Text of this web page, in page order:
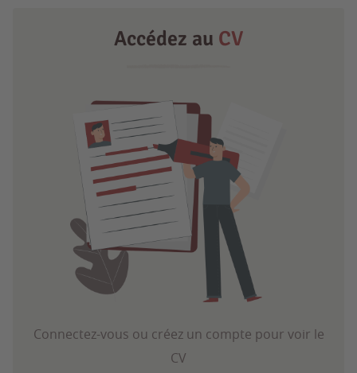
Accédez au CV
Connectez-vous ou créez un compte pour voir le
CV